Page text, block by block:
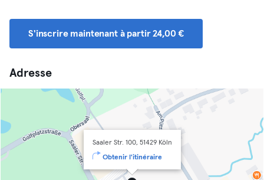
S'inscrire maintenant à partir 24,00 €
Adresse
Saaler Str. 100, 51429 Köln
Obtenir l'itinéraire